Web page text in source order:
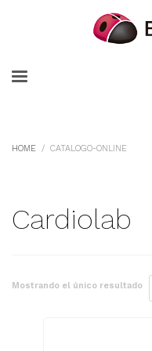
HOME CATALOGO-ONLINE
Cardiolab
Mostrando el único resultado